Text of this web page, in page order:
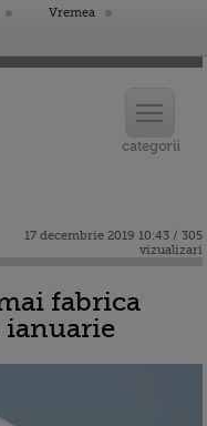
Vremea
17 decembrie 2019 10:43 / 305
vizualizari
fabrica
ianuarie